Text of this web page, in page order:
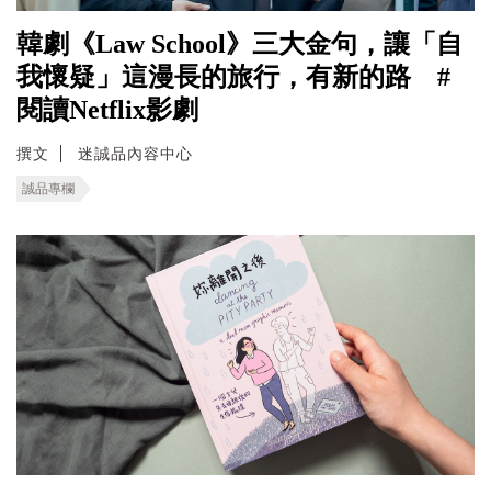
韓劇《Law School》三大金句，讓「自
我懷疑」這漫長的旅行，有新的路 #
閱讀Netflix影劇
撰文 迷誠品內容中心
誠品專欄